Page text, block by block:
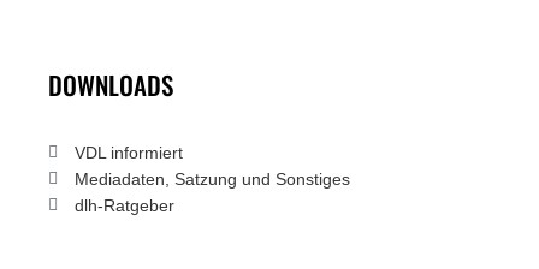
DOWNLOADS
VDL informiert
Mediadaten, Satzung und Sonstiges
dlh-Ratgeber